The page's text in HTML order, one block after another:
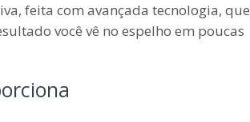
feita com avançada tecnologia, que
você vê no espelho em poucas